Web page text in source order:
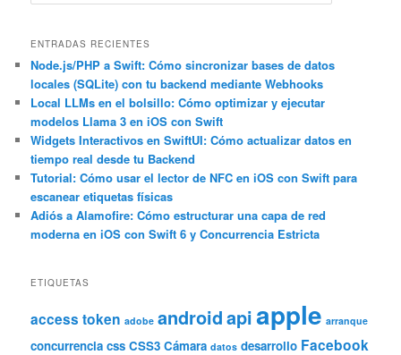
u
c
a
r
ENTRADAS RECIENTES
Node.js/PHP a Swift: Cómo sincronizar bases de datos
locales (SQLite) con tu backend mediante Webhooks
Local LLMs en el bolsillo: Cómo optimizar y ejecutar
modelos Llama 3 en iOS con Swift
Widgets Interactivos en SwiftUI: Cómo actualizar datos en
tiempo real desde tu Backend
Tutorial: Cómo usar el lector de NFC en iOS con Swift para
escanear etiquetas físicas
Adiós a Alamofire: Cómo estructurar una capa de red
moderna en iOS con Swift 6 y Concurrencia Estricta
ETIQUETAS
access token adobe androidapiapple arranque
concurrencia css CSS3 Cámara datos desarrollo Facebook